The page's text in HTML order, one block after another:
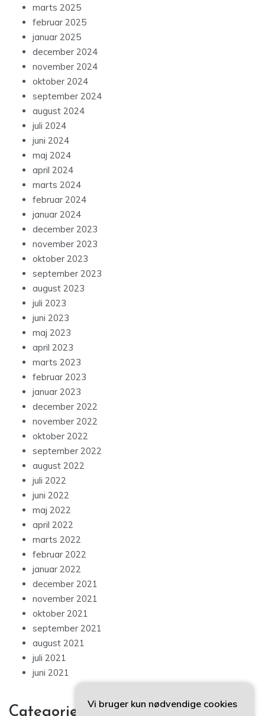
marts 2025
februar 2025
januar 2025
december 2024
november 2024
oktober 2024
september 2024
august 2024
juli 2024
juni 2024
maj 2024
april 2024
marts 2024
februar 2024
januar 2024
december 2023
november 2023
oktober 2023
september 2023
august 2023
juli 2023
juni 2023
maj 2023
april 2023
marts 2023
februar 2023
januar 2023
december 2022
november 2022
oktober 2022
september 2022
august 2022
juli 2022
juni 2022
maj 2022
april 2022
marts 2022
februar 2022
januar 2022
december 2021
november 2021
oktober 2021
september 2021
august 2021
juli 2021
juni 2021
Categories
Vi bruger kun nødvendige cookies